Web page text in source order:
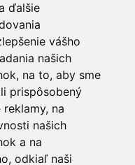
ďalšie
vášho
našich
na to, aby sme
prispôsobený
na
našich
a na
odkiaľ naši